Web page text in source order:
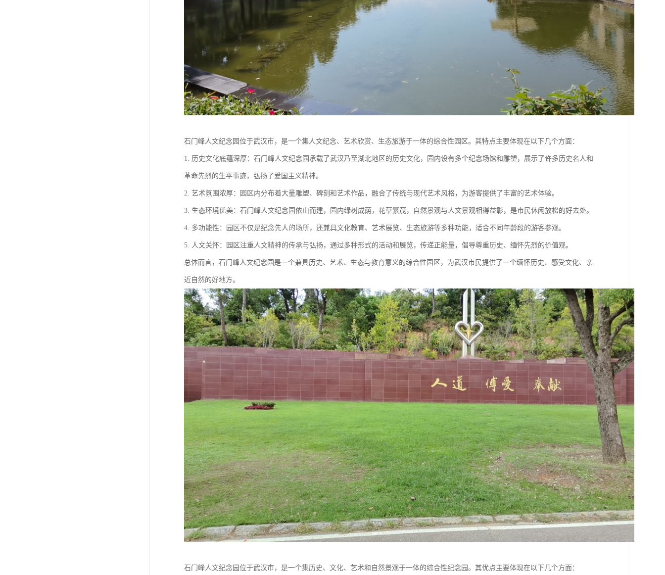
石门峰人文纪念园位于武汉市，是一个集人文纪念、艺术欣赏、生态旅游于一体的综合性园区。其特点主要体现在以下几个方面：
1. 历史文化底蕴深厚：石门峰人文纪念园承载了武汉乃至湖北地区的历史文化，园内设有多个纪念场馆和雕塑，展示了许多历史名人和
革命先烈的生平事迹，弘扬了爱国主义精神。
2. 艺术氛围浓厚：园区内分布着大量雕塑、碑刻和艺术作品，融合了传统与现代艺术风格，为游客提供了丰富的艺术体验。
3. 生态环境优美：石门峰人文纪念园依山而建，园内绿树成荫，花草繁茂，自然景观与人文景观相得益彰，是市民休闲放松的好去处。
4. 多功能性：园区不仅是纪念先人的场所，还兼具文化教育、艺术展览、生态旅游等多种功能，适合不同年龄段的游客参观。
5. 人文关怀：园区注重人文精神的传承与弘扬，通过多种形式的活动和展览，传递正能量，倡导尊重历史、缅怀先烈的价值观。
总体而言，石门峰人文纪念园是一个兼具历史、艺术、生态与教育意义的综合性园区，为武汉市民提供了一个缅怀历史、感受文化、亲
近自然的好地方。
石门峰人文纪念园位于武汉市，是一个集历史、文化、艺术和自然景观于一体的综合性纪念园。其优点主要体现在以下几个方面：